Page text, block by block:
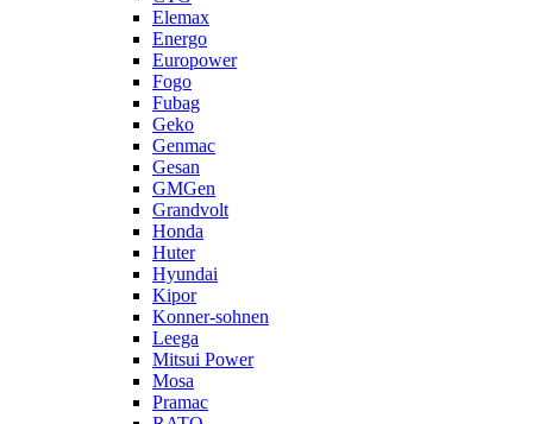
Elemax
Energo
Europower
Fogo
Fubag
Geko
Genmac
Gesan
GMGen
Grandvolt
Honda
Huter
Hyundai
Kipor
Konner-sohnen
Leega
Mitsui Power
Mosa
Pramac